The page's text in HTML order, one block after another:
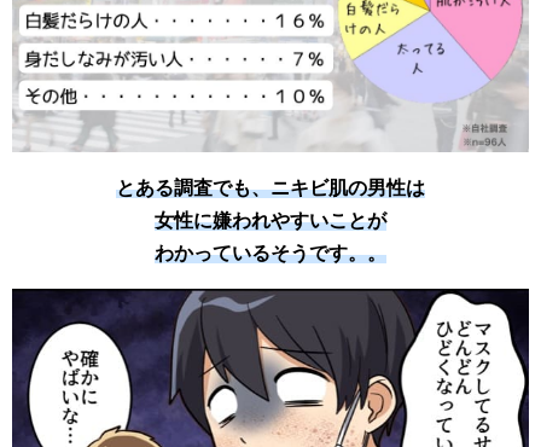
とある調査でも、ニキビ肌の男性は
女性に嫌われやすいことが
わかっているそうです。。